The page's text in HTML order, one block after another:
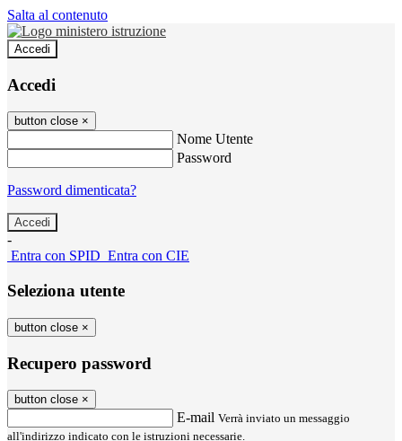
Salta al contenuto
Accedi
Accedi
button close ×
Nome Utente
Password
Password dimenticata?
-
Entra con SPID Entra con CIE
Seleziona utente
button close ×
Recupero password
button close ×
E-mail Verrà inviato un messaggio
all'indirizzo indicato con le istruzioni necessarie.